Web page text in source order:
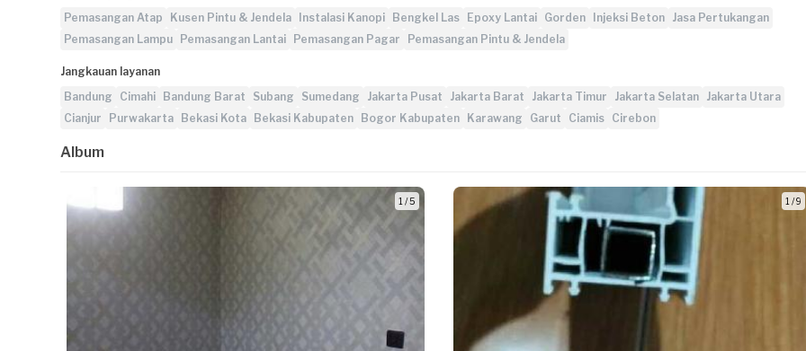
Pemasangan Atap
Kusen Pintu & Jendela Instalasi Kanopi Bengkel Las Epoxy Lantai Gorden Injeksi Beton Jasa Pertukangan
Pemasangan Lampu
Pemasangan Lantai Pemasangan Pagar Pemasangan Pintu & Jendela
Jangkauan layanan
Bandung
Cimahi Bandung Barat Subang Sumedang Jakarta Pusat Jakarta Barat Jakarta Timur Jakarta Selatan Jakarta Utara
Cianjur
Purwakarta Bekasi Kota Bekasi Kabupaten Bogor Kabupaten Karawang Garut Ciamis Cirebon
Album
1 / 5 1 / 9